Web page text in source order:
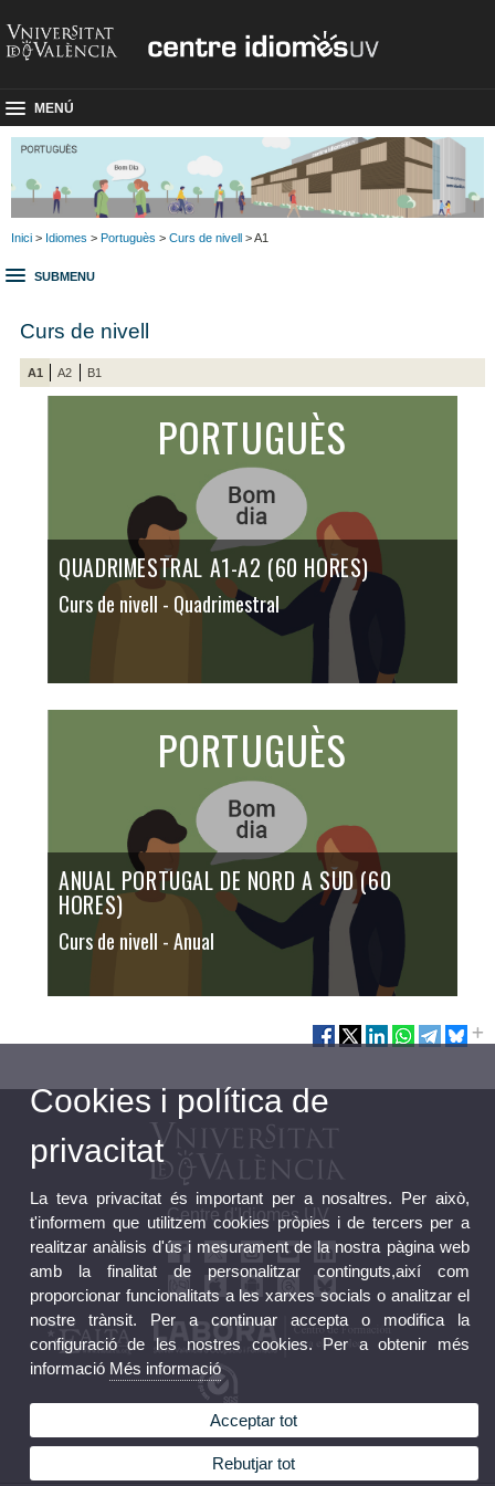
MENÚ
Inici > Idiomes > Portuguès > Curs de nivell > A1
SUBMENU
Curs de nivell
A1 A2 B1
PORTUGUÈS
QUADRIMESTRAL A1-A2 (60 HORES)
Curs de nivell - Quadrimestral
PORTUGUÈS
ANUAL PORTUGAL DE NORD A SUD (60
HORES)
Curs de nivell - Anual
Centre d'Idiomes UV
Bústia FGUV
Perfil Contractant FGUV
Cookies i política de
privacitat
La teva privacitat és important per a nosaltres. Per això,
t'informem que utilitzem cookies pròpies i de tercers per a
realitzar anàlisis d'ús i mesurament de la nostra pàgina web
amb la finalitat de personalitzar continguts,així com
proporcionar funcionalitats a les xarxes socials o analitzar el
nostre trànsit. Per a continuar accepta o modifica la
configuració de les nostres cookies. Per a obtenir més
informació Més informació
Acceptar tot
Rebutjar tot